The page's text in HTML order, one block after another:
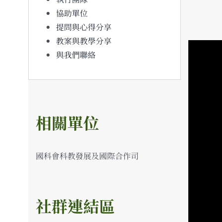
協助單位
提問與心得分享
教案與教學分享
與我們聯絡
相關單位
國科會科教發展及國際合作司
社群連結區